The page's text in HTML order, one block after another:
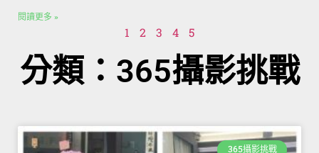
閱讀更多 »
1 2 3 4 5
分類：365攝影挑戰
365攝影挑戰